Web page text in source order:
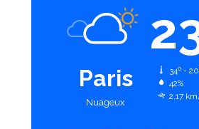
Paris
Nuageux
34º -
42%
2.17